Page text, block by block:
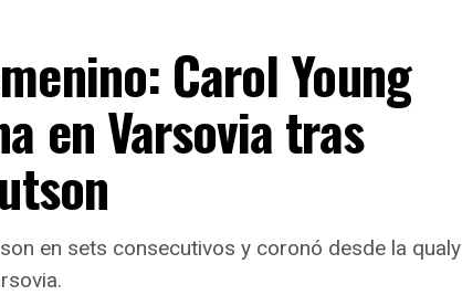
Carol Young
en Varsovia tras
en sets consecutivos y coronó desde la qualy